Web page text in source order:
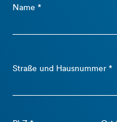
Name *
Straße und Hausnummer *